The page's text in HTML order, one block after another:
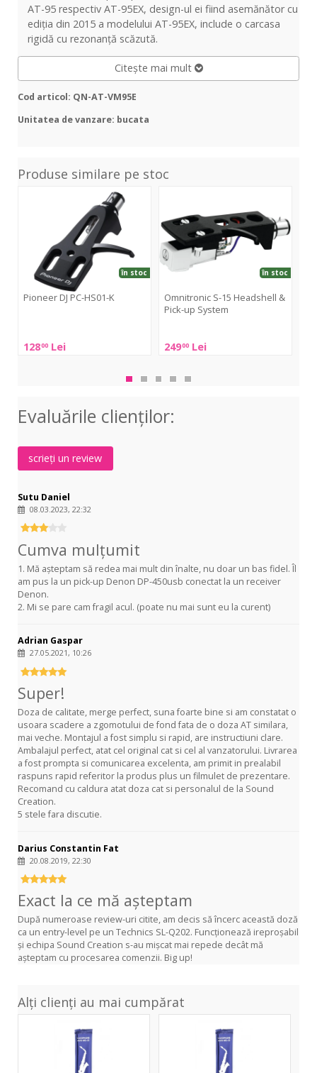
AT-95 respectiv AT-95EX, design-ul ei fiind asemănător cu
ediția din 2015 a modelului AT-95EX, include o carcasa
rigidă cu rezonanță scăzută.
Citește mai mult
Cod articol: QN-AT-VM95E
Unitatea de vanzare: bucata
Produse similare pe stoc
Pioneer DJ PC-HS01-K
12800 Lei
în stoc
DJ
Headshell
Pick-
up
Omnitronic S-15 Headshell &
Pick-up System
24900 Lei
în stoc
S-
Headshell
Pick-
up
Evaluările clienţilor:
scrieți un review
Sutu Daniel
08.03.2023, 22:32
Cumva mulțumit
1. Mă așteptam să redea mai mult din înalte, nu doar un bas fidel. Îl
am pus la un pick-up Denon DP-450usb conectat la un receiver
Denon.
2. Mi se pare cam fragil acul. (poate nu mai sunt eu la curent)
Adrian Gaspar
27.05.2021, 10:26
Super!
Doza de calitate, merge perfect, suna foarte bine si am constatat o
usoara scadere a zgomotului de fond fata de o doza AT similara,
mai veche. Montajul a fost simplu si rapid, are instructiuni clare.
Ambalajul perfect, atat cel original cat si cel al vanzatorului. Livrarea
a fost prompta si comunicarea excelenta, am primit in prealabil
raspuns rapid referitor la produs plus un filmulet de prezentare.
Recomand cu caldura atat doza cat si personalul de la Sound
Creation.
5 stele fara discutie.
Darius Constantin Fat
20.08.2019, 22:30
Exact la ce mă așteptam
După numeroase review-uri citite, am decis să încerc această doză
ca un entry-level pe un Technics SL-Q202. Funcționează ireproșabil
și echipa Sound Creation s-au mișcat mai repede decât mă
așteptam cu procesarea comenzii. Big up!
Alți clienți au mai cumpărat